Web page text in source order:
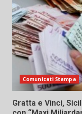
Comunicati Stampa
Gratta e Vinci,